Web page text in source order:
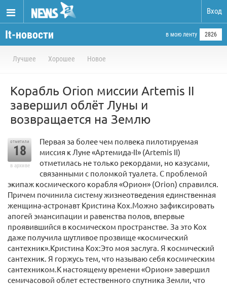
Вход
It-новости в мою ленту 2826
Лучшее Хорошее Новое
Корабль Orion миссии Artemis II
завершил облёт Луны и
возвращается на Землю
отметили
18
в архиве
Первая за более чем полвека пилотируемая
миссия к Луне «Артемида-II» (Artemis II)
отметилась не только рекордами, но казусами,
связанными с поломкой туалета. С проблемой
экипаж космического корабля «Орион» (Orion) справился.
Причем починила систему жизнеотведения единственная
женщина-астронавт Кристина Кох.Можно зафиксировать
апогей эмансипации и равенства полов, впервые
проявившийся в космическом пространстве. За это Кох
даже получила шутливое прозвище «космический
сантехник».Кристина Кох:Это моя заслуга. Я космический
сантехник. Я горжусь тем, что называю себя космическим
сантехником.К настоящему времени «Орион» завершил
семичасовой облет естественного спутника Земли, что